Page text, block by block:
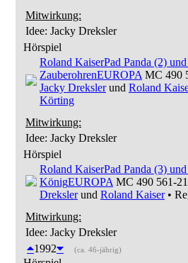
Mitwirkung:
Idee: Jacky Dreksler
Hörspiel
Roland KaiserPad Panda (2)
ZauberohrenEUROPA MC 490
Jacky Drekslerund Roland
Körting
Mitwirkung:
Idee: Jacky Dreksler
Hörspiel
Roland KaiserPad Panda (3)
KönigEUROPA MC 490 561-
Drekslerund Roland Kaiser•
Mitwirkung:
Idee: Jacky Dreksler
1992
(ca. 46-jährig)